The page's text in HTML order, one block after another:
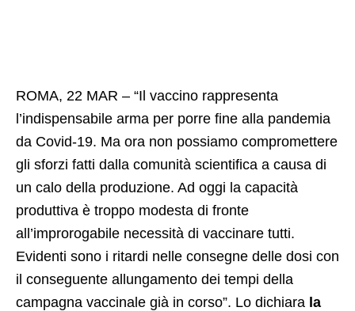
ROMA, 22 MAR – “Il vaccino rappresenta
l’indispensabile arma per porre fine alla pandemia
da Covid-19. Ma ora non possiamo compromettere
gli sforzi fatti dalla comunità scientifica a causa di
un calo della produzione. Ad oggi la capacità
produttiva è troppo modesta di fronte
all’improrogabile necessità di vaccinare tutti.
Evidenti sono i ritardi nelle consegne delle dosi con
il conseguente allungamento dei tempi della
campagna vaccinale già in corso”. Lo dichiara la